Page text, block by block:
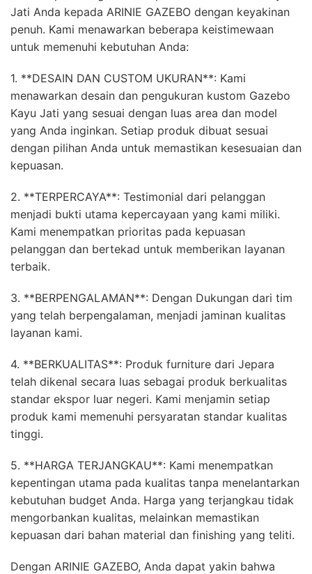
Jati Anda kepada ARINIE GAZEBO dengan keyakinan
penuh. Kami menawarkan beberapa keistimewaan
untuk memenuhi kebutuhan Anda:
1. **DESAIN DAN CUSTOM UKURAN**: Kami
menawarkan desain dan pengukuran kustom Gazebo
Kayu Jati yang sesuai dengan luas area dan model
yang Anda inginkan. Setiap produk dibuat sesuai
dengan pilihan Anda untuk memastikan kesesuaian dan
kepuasan.
2. **TERPERCAYA**: Testimonial dari pelanggan
menjadi bukti utama kepercayaan yang kami miliki.
Kami menempatkan prioritas pada kepuasan
pelanggan dan bertekad untuk memberikan layanan
terbaik.
3. **BERPENGALAMAN**: Dengan Dukungan dari tim
yang telah berpengalaman, menjadi jaminan kualitas
layanan kami.
4. **BERKUALITAS**: Produk furniture dari Jepara
telah dikenal secara luas sebagai produk berkualitas
standar ekspor luar negeri. Kami menjamin setiap
produk kami memenuhi persyaratan standar kualitas
tinggi.
5. **HARGA TERJANGKAU**: Kami menempatkan
kepentingan utama pada kualitas tanpa menelantarkan
kebutuhan budget Anda. Harga yang terjangkau tidak
mengorbankan kualitas, melainkan memastikan
kepuasan dari bahan material dan finishing yang teliti.
Dengan ARINIE GAZEBO, Anda dapat yakin bahwa